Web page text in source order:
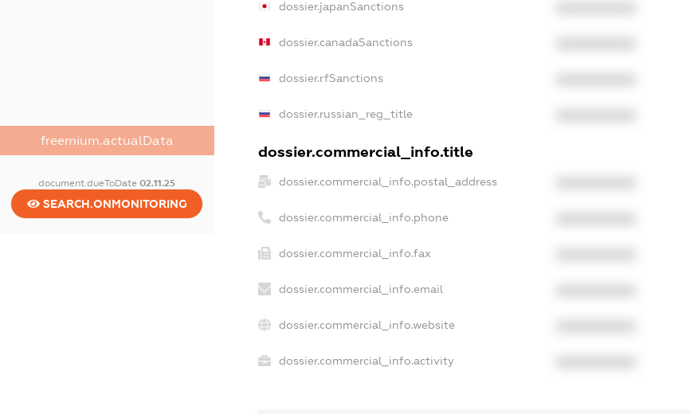
freemium.actualData
document.dueToDate02.11.25
SEARCH.ONMONITORING
dossier.japanSanctions
dossier.canadaSanctions
dossier.rfSanctions
dossier.russian_reg_title
dossier.commercial_info.title
dossier.commercial_info.postal_address
dossier.commercial_info.phone
dossier.commercial_info.fax
dossier.commercial_info.email
dossier.commercial_info.website
dossier.commercial_info.activity